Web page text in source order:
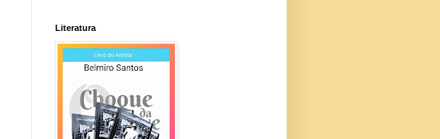
Literatura